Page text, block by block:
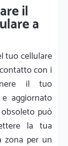
il
a
tuo cellulare
con i
il tuo
aggiornato
può
la tua
zona per un